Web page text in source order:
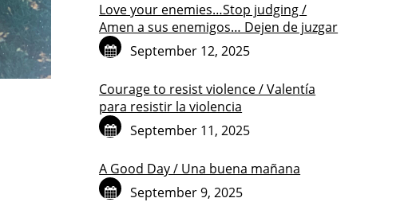
Love your enemies…Stop judging /
Amen a sus enemigos… Dejen de juzgar
September 12, 2025
Courage to resist violence / Valentía
para resistir la violencia
September 11, 2025
A Good Day / Una buena mañana
September 9, 2025